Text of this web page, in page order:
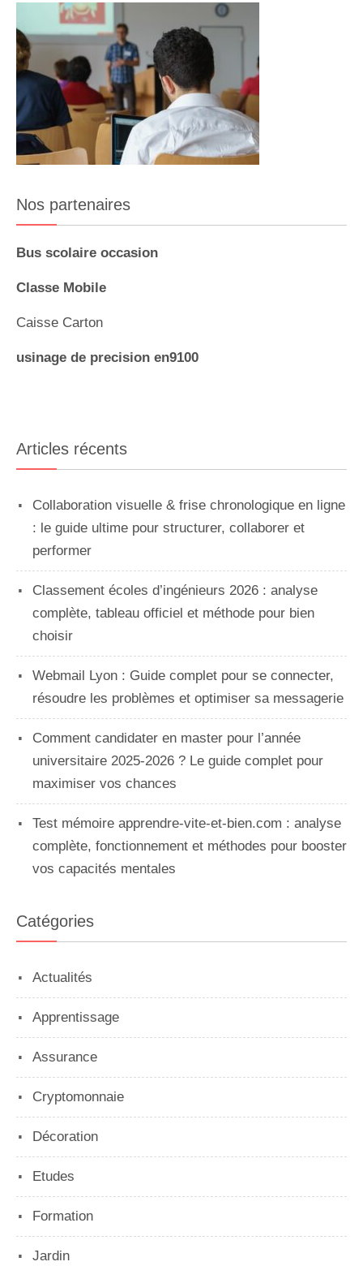
Nos partenaires
Bus scolaire occasion
Classe Mobile
Caisse Carton
usinage de precision en9100
Articles récents
Collaboration visuelle & frise chronologique en ligne
: le guide ultime pour structurer, collaborer et
performer
Classement écoles d’ingénieurs 2026 : analyse
complète, tableau officiel et méthode pour bien
choisir
Webmail Lyon : Guide complet pour se connecter,
résoudre les problèmes et optimiser sa messagerie
Comment candidater en master pour l’année
universitaire 2025-2026 ? Le guide complet pour
maximiser vos chances
Test mémoire apprendre-vite-et-bien.com : analyse
complète, fonctionnement et méthodes pour booster
vos capacités mentales
Catégories
Actualités
Apprentissage
Assurance
Cryptomonnaie
Décoration
Etudes
Formation
Jardin